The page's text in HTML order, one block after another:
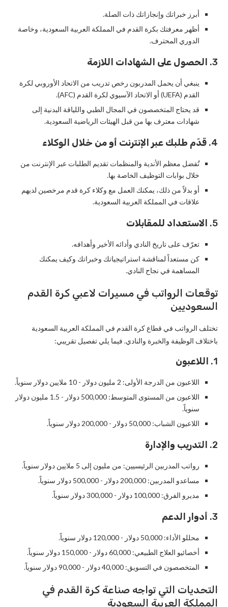
أبرز خبراتك وإنجازاتك ذات الصلة.
أظهر معرفتك بكرة القدم في المملكة العربية السعودية، وخاصة
الدوري المحترف.
3. الحصول على الشهادات اللازمة
ينبغي أن يحمل المدربون رخص تدريب من الاتحاد الأوروبي لكرة
القدم (UEFA) أو الاتحاد الآسيوي لكرة القدم (AFC).
قد يحتاج المتخصصون في المجال الطبي واللياقة البدنية إلى
شهادات معترف بها من قبل الهيئات الرياضية السعودية.
4. قدّم طلبك عبر الإنترنت أو من خلال الوكلاء
تُفضل معظم الأندية والمنظمات تقديم الطلبات عبر الإنترنت من
خلال بوابات التوظيف الخاصة بها.
أو بدلاً من ذلك، يمكنك العمل مع وكلاء كرة قدم مرخصين لديهم
علاقات في المملكة العربية السعودية.
5. الاستعداد للمقابلات
تعرّف على تاريخ النادي وأدائه الأخير وأهدافه.
كن مستعداً لمناقشة استراتيجياتك وخبراتك وكيف يمكنك
المساهمة في نجاح النادي.
توقعات الرواتب في مسيرات لاعبي كرة القدم
السعوديين
تختلف الرواتب في قطاع كرة القدم في المملكة العربية السعودية
باختلاف الوظيفة والخبرة والنادي. فيما يلي تفصيل تقريبي:
1. اللاعبون
اللاعبون من الدرجة الأولى: 2 مليون دولار - 10 ملايين دولار سنوياً.
اللاعبون من المستوى المتوسط: 500,000 دولار - 1.5 مليون دولار
سنوياً.
اللاعبون الشباب: 50,000 دولار - 200,000 دولار سنوياً.
2. التدريب والإدارة
رواتب المدربين الرئيسيين: من مليون إلى 5 ملايين دولار سنوياً.
مساعدو المدربين: 200,000 دولار - 500,000 دولار سنوياً.
مديرو الفرق: 100,000 دولار - 300,000 دولار سنوياً.
3. أدوار الدعم
محللو الأداء: 50,000 دولار - 120,000 دولار سنوياً.
أخصائيو العلاج الطبيعي: 60,000 دولار - 150,000 دولار سنوياً.
المتخصصون في التسويق: 40,000 دولار - 90,000 دولار سنوياً.
التحديات التي تواجه صناعة كرة القدم في
المملكة العربية السعودية